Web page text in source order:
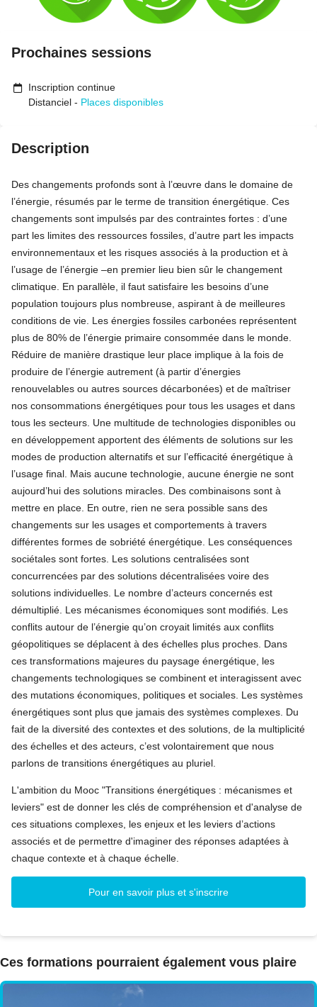
Prochaines sessions
Inscription continue
Distanciel- Places disponibles
Description
Des changements profonds sont à l’œuvre dans le domaine de
l’énergie, résumés par le terme de transition énergétique. Ces
changements sont impulsés par des contraintes fortes : d’une
part les limites des ressources fossiles, d’autre part les impacts
environnementaux et les risques associés à la production et à
l’usage de l’énergie –en premier lieu bien sûr le changement
climatique. En parallèle, il faut satisfaire les besoins d’une
population toujours plus nombreuse, aspirant à de meilleures
conditions de vie. Les énergies fossiles carbonées représentent
plus de 80% de l’énergie primaire consommée dans le monde.
Réduire de manière drastique leur place implique à la fois de
produire de l’énergie autrement (à partir d’énergies
renouvelables ou autres sources décarbonées) et de maîtriser
nos consommations énergétiques pour tous les usages et dans
tous les secteurs. Une multitude de technologies disponibles ou
en développement apportent des éléments de solutions sur les
modes de production alternatifs et sur l’efficacité énergétique à
l’usage final. Mais aucune technologie, aucune énergie ne sont
aujourd’hui des solutions miracles. Des combinaisons sont à
mettre en place. En outre, rien ne sera possible sans des
changements sur les usages et comportements à travers
différentes formes de sobriété énergétique. Les conséquences
sociétales sont fortes. Les solutions centralisées sont
concurrencées par des solutions décentralisées voire des
solutions individuelles. Le nombre d’acteurs concernés est
démultiplié. Les mécanismes économiques sont modifiés. Les
conflits autour de l’énergie qu’on croyait limités aux conflits
géopolitiques se déplacent à des échelles plus proches. Dans
ces transformations majeures du paysage énergétique, les
changements technologiques se combinent et interagissent avec
des mutations économiques, politiques et sociales. Les systèmes
énergétiques sont plus que jamais des systèmes complexes. Du
fait de la diversité des contextes et des solutions, de la multiplicité
des échelles et des acteurs, c’est volontairement que nous
parlons de transitions énergétiques au pluriel.
L'ambition du Mooc "Transitions énergétiques : mécanismes et
leviers" est de donner les clés de compréhension et d'analyse de
ces situations complexes, les enjeux et les leviers d’actions
associés et de permettre d'imaginer des réponses adaptées à
chaque contexte et à chaque échelle.
Pour en savoir plus et s'inscrire
Ces formations pourraient également vous plaire